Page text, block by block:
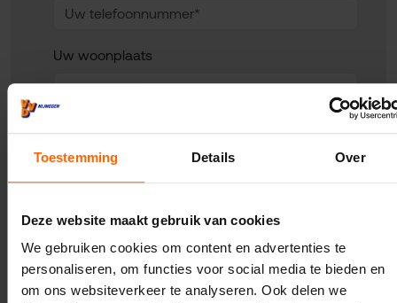
Toestemming Details Over
Deze website maakt gebruik van cookies
We gebruiken cookies om content en advertenties te
personaliseren, om functies voor social media te bieden en
om ons websiteverkeer te analyseren. Ook delen we
Uw woonplaats
Geadresseerde